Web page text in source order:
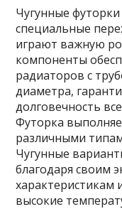
Чугунные
специальные
играют важную
компоненты
радиаторов с
диаметра,
долговечность
Футорка
различными
Чугунные
благодаря своим
характеристикам
высокие